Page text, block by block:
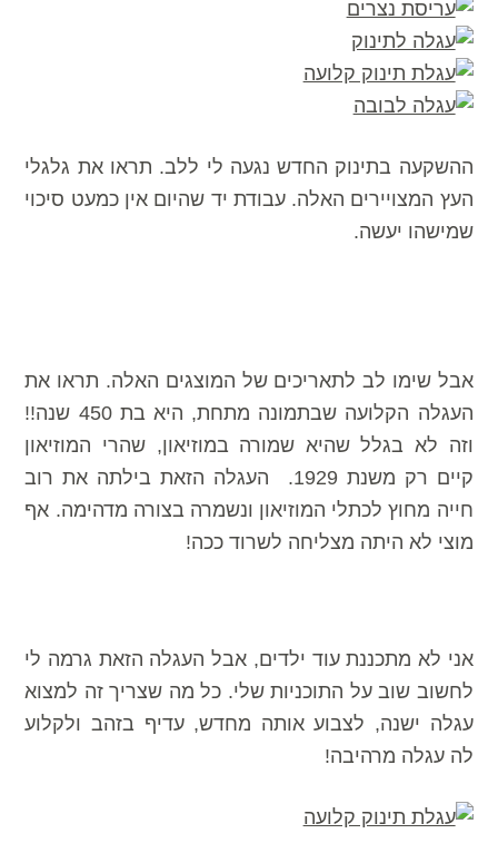
ההשקעה בתינוק החדש נגעה לי ללב. תראו את גלגלי
העץ המצויירים האלה. עבודת יד שהיום אין כמעט סיכוי
שמישהו יעשה.
אבל שימו לב לתאריכים של המוצגים האלה. תראו את
העגלה הקלועה שבתמונה מתחת, היא בת 450 שנה!!
וזה לא בגלל שהיא שמורה במוזיאון, שהרי המוזיאון
קיים רק משנת 1929. העגלה הזאת בילתה את רוב
חייה מחוץ לכתלי המוזיאון ונשמרה בצורה מדהימה. אף
מוצי לא היתה מצליחה לשרוד ככה!
אני לא מתכננת עוד ילדים, אבל העגלה הזאת גרמה לי
לחשוב שוב על התוכניות שלי. כל מה שצריך זה למצוא
עגלה ישנה, לצבוע אותה מחדש, עדיף בזהב ולקלוע
לה עגלה מרהיבה!